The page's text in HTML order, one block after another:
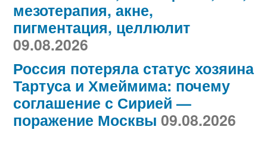
мезотерапия, акне,
пигментация, целлюлит
09.08.2026
Россия потеряла статус хозяина
Тартуса и Хмеймима: почему
соглашение с Сирией —
поражение Москвы 09.08.2026